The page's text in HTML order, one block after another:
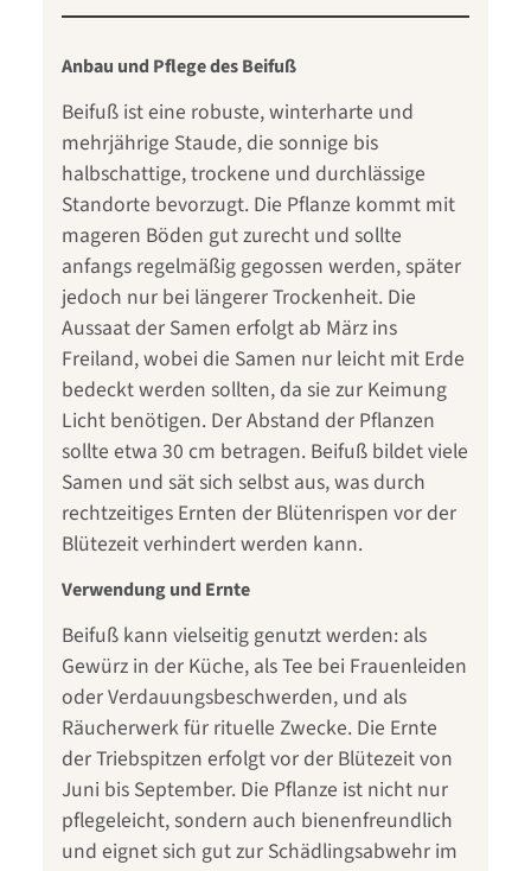
Anbau und Pflege des Beifuß
Beifuß ist eine robuste, winterharte und
mehrjährige Staude, die sonnige bis
halbschattige, trockene und durchlässige
Standorte bevorzugt. Die Pflanze kommt mit
mageren Böden gut zurecht und sollte
anfangs regelmäßig gegossen werden, später
jedoch nur bei längerer Trockenheit. Die
Aussaat der Samen erfolgt ab März ins
Freiland, wobei die Samen nur leicht mit Erde
bedeckt werden sollten, da sie zur Keimung
Licht benötigen. Der Abstand der Pflanzen
sollte etwa 30 cm betragen. Beifuß bildet viele
Samen und sät sich selbst aus, was durch
rechtzeitiges Ernten der Blütenrispen vor der
Blütezeit verhindert werden kann.
Verwendung und Ernte
Beifuß kann vielseitig genutzt werden: als
Gewürz in der Küche, als Tee bei Frauenleiden
oder Verdauungsbeschwerden, und als
Räucherwerk für rituelle Zwecke. Die Ernte
der Triebspitzen erfolgt vor der Blütezeit von
Juni bis September. Die Pflanze ist nicht nur
pflegeleicht, sondern auch bienenfreundlich
und eignet sich gut zur Schädlingsabwehr im